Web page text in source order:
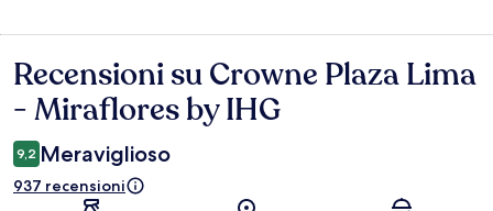
Recensioni
Recensioni su Crowne Plaza Lima
- Miraflores by IHG
9,2 Meraviglioso
937 recensioni